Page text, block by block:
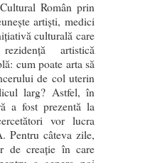
Român prin
artiști, medici
culturală care
artistică
cum poate arta să
de col uterin
larg? Astfel, în
a fost prezentă la
vor lucra
Pentru câteva zile,
de creație în care